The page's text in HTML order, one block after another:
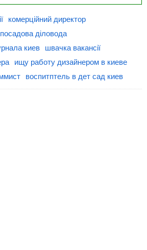
комерційний директор
посадова діловода
киев
швачка вакансії
ищу работу дизайнером в киеве
воспитптель в дет сад киев